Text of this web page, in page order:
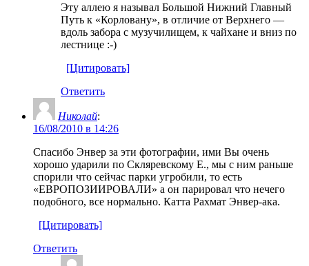
Эту аллею я называл Большой Нижний Главный
Путь к «Корловану», в отличие от Верхнего —
вдоль забора с музучилищем, к чайхане и вниз по
лестнице :-)
[Цитировать]
Ответить
Николай:
16/08/2010 в 14:26
Спасибо Энвер за эти фотографии, ими Вы очень
хорошо ударили по Скляревскому Е., мы с ним раньше
спорили что сейчас парки угробили, то есть
«ЕВРОПОЗИИРОВАЛИ» а он парировал что нечего
подобного, все нормально. Катта Рахмат Энвер-ака.
[Цитировать]
Ответить